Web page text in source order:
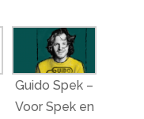
Guido Spek –
Voor Spek en